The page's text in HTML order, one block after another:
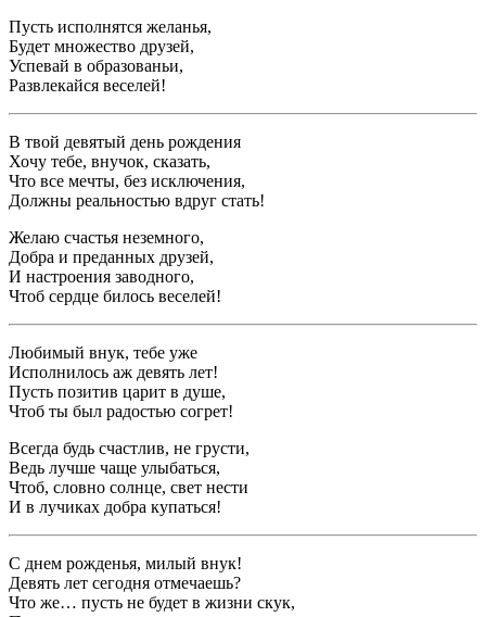
Пусть исполнятся желанья,
Будет множество друзей,
Успевай в образованьи,
Развлекайся веселей!
В твой девятый день рождения
Хочу тебе, внучок, сказать,
Что все мечты, без исключения,
Должны реальностью вдруг стать!
Желаю счастья неземного,
Добра и преданных друзей,
И настроения заводного,
Чтоб сердце билось веселей!
Любимый внук, тебе уже
Исполнилось аж девять лет!
Пусть позитив царит в душе,
Чтоб ты был радостью согрет!
Всегда будь счастлив, не грусти,
Ведь лучше чаще улыбаться,
Чтоб, словно солнце, свет нести
И в лучиках добра купаться!
С днем рожденья, милый внук!
Девять лет сегодня отмечаешь?
Что же… пусть не будет в жизни скук,